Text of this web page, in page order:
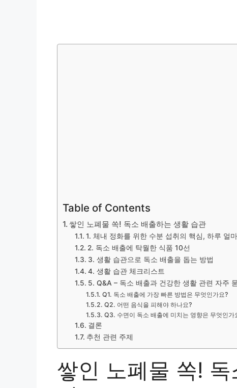
Table of Contents
쌓인 노폐물 쏙! 독소 배출하는 생활 습관
1. 체내 정화를 위한 수분 섭취의 핵심, 하루 얼
2. 독소 배출에 탁월한 식품 10선
3. 생활 습관으로 독소 배출을 돕는 방법
4. 생활 습관 체크리스트
5. Q&A – 독소 배출과 건강한 생활 관련 자주
Q1. 독소 배출에 가장 빠른 방법은 무엇인가요?
Q2. 어떤 음식을 피해야 하나요?
Q3. 수면이 독소 배출에 미치는 영향은 무엇인가
결론
추천 관련 주제
쌓인 노폐물 쏙!